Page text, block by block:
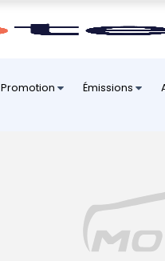
Promotion Émissions